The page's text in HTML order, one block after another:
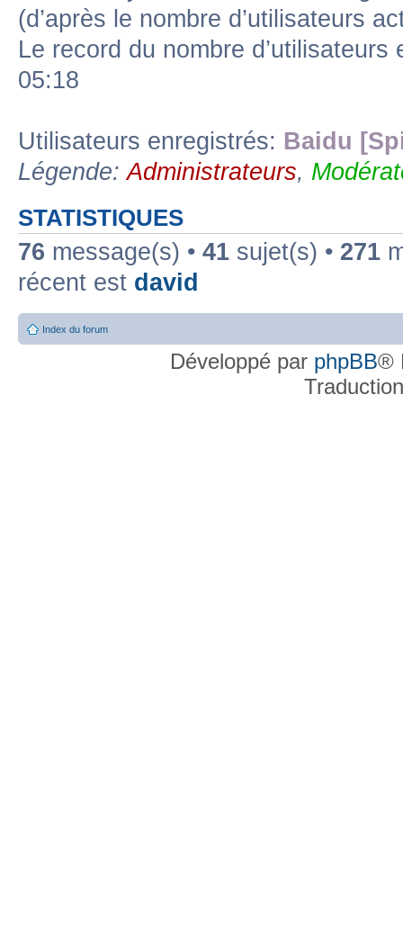
(d’après le nombre d’utilisateurs
Le record du nombre
05:18
Utilisateurs enregistrés: Baidu
Légende:Administrateurs,
STATISTIQUES
76 message(s) • 41 sujet(s) • 271
récent est david
Index du forum
Développé par phpBB®